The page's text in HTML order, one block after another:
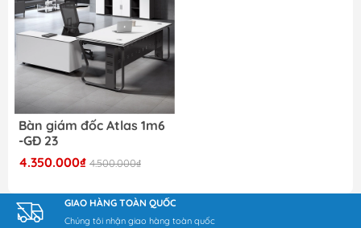
Bàn và tủ hồ sơ cùng tone màu, kiểu dáng ... mang
đến không gian nội thất văn phòng tối ưu
Mặt bàn dày 25mm hiệu quả cho việc sử dụng và
có khả năng chống trầy xước
Phần yếm bàn được thiết kế vô cùng cầu kỳ và tỉ
mỉ, với nhiều lỗ thoáng khí tạo được hiệu ứng thẩm
Bàn giám đốc Atlas 1m6
-GĐ 23
4.350.000₫ 4.500.000₫
GIAO HÀNG TOÀN QUỐC
Chúng tôi nhận giao hàng toàn quốc